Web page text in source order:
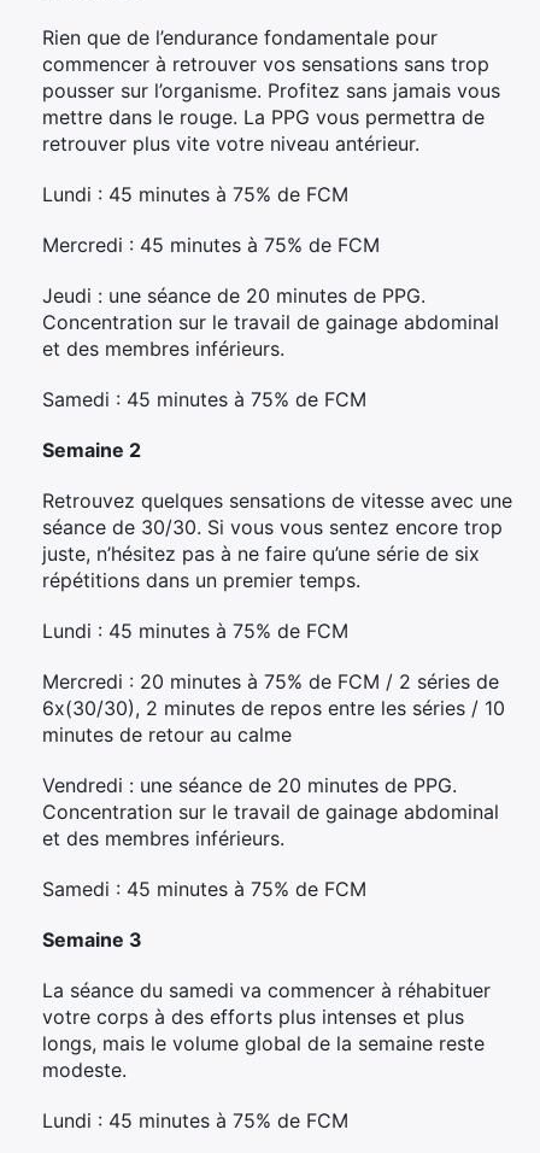
Rien que de l’endurance fondamentale pour
commencer à retrouver vos sensations sans trop
pousser sur l’organisme. Profitez sans jamais vous
mettre dans le rouge. La PPG vous permettra de
retrouver plus vite votre niveau antérieur.
Lundi : 45 minutes à 75% de FCM
Mercredi : 45 minutes à 75% de FCM
Jeudi : une séance de 20 minutes de PPG.
Concentration sur le travail de gainage abdominal
et des membres inférieurs.
Samedi : 45 minutes à 75% de FCM
Semaine 2
Retrouvez quelques sensations de vitesse avec une
séance de 30/30. Si vous vous sentez encore trop
juste, n’hésitez pas à ne faire qu’une série de six
répétitions dans un premier temps.
Lundi : 45 minutes à 75% de FCM
Mercredi : 20 minutes à 75% de FCM / 2 séries de
6x(30/30), 2 minutes de repos entre les séries / 10
minutes de retour au calme
Vendredi : une séance de 20 minutes de PPG.
Concentration sur le travail de gainage abdominal
et des membres inférieurs.
Samedi : 45 minutes à 75% de FCM
Semaine 3
La séance du samedi va commencer à réhabituer
votre corps à des efforts plus intenses et plus
longs, mais le volume global de la semaine reste
modeste.
Lundi : 45 minutes à 75% de FCM